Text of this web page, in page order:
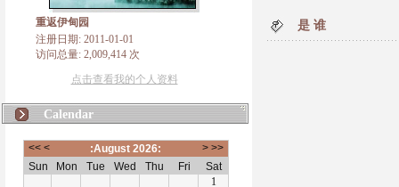
重返伊甸园
注册日期: 2011-01-01
访问总量: 2,009,414 次
点击查看我的个人资料
Calendar
是 谁